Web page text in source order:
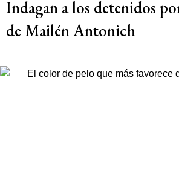
Indagan a los detenidos
de Mailén Antonich